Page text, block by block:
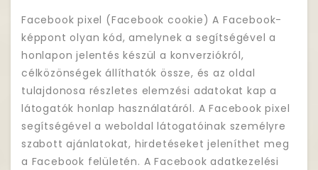
Facebook pixel (Facebook cookie) A Facebook-
képpont olyan kód, amelynek a segítségével a
honlapon jelentés készül a konverziókról,
célközönségek állíthatók össze, és az oldal
tulajdonosa részletes elemzési adatokat kap a
látogatók honlap használatáról. A Facebook pixel
segítségével a weboldal látogatóinak személyre
szabott ajánlatokat, hirdetéseket jeleníthet meg
a Facebook felületén. A Facebook adatkezelési